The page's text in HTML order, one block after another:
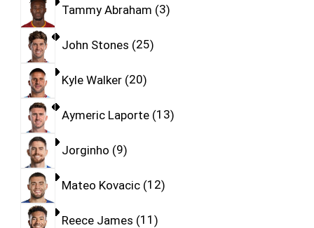
Tammy Abraham 3
John Stones 25
Kyle Walker 20
Aymeric Laporte 13
Jorginho 9
Mateo Kovacic 12
Reece James 11